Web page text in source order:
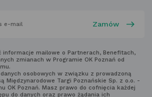
informacje mailowe o Partnerach, Benefitach,
zmianach w Programie OK Poznań od
osobowych w związku z prowadzoną
Międzynarodowe Targi Poznańskie Sp. z o.o. -
OK Poznań. Masz prawo do cofnięcia każdej
do danych oraz prawo żądania ich